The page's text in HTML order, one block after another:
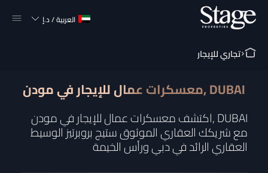
العربية/د.إ
تجاري للإيجار
معسكرات عمال للإيجار في مودن, DUBAI
اكتشف معسكرات عمال للإيجار في مودن, DUBAI
مع شريكك العقاري الموثوق ستيج بروبرتيز الوسيط
العقاري الرائد في دبي ورأس الخيمة